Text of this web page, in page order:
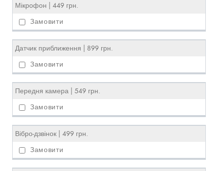
Мікрофон | 449 грн.
Датчик приближення | 899 грн.
Передня камера | 549 грн.
Вібро-дзвінок | 499 грн.